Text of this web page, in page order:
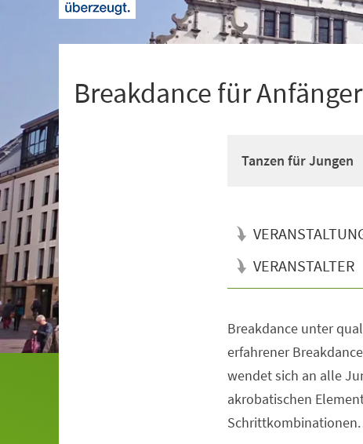
Breakdance für
Tanzen für Jungen
VERANSTALTER
Breakdance unter
erfahrener
wendet sich an alle
akrobatischen
Schrittkombinationen.